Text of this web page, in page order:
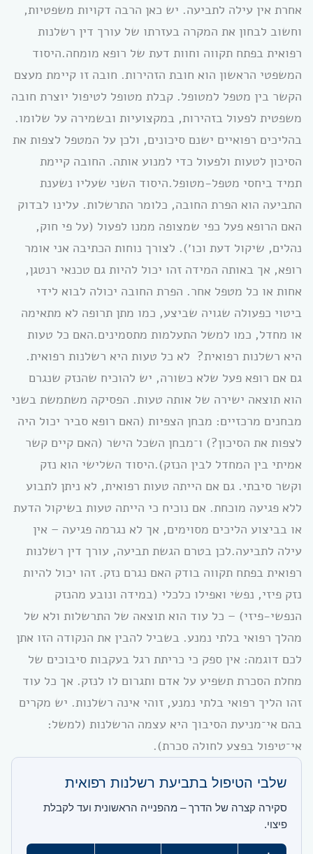
אחרת אין עילה לתביעה. יש כאן הרבה דקויות משפטיות,
וחשוב לבחון את המקרה בעזרתו של עורך דין רשלנות
רפואית בפתח תקווה וחוות דעת של רופא מומחה.היסוד
המשפטי הראשון הוא חובת הזהירות. חובה זו קיימת מעצם
הקשר בין מטפל למטופל. קבלת מטופל לטיפול יוצרת חובה
משפטית לפעול בזהירות, במקצועיות ובשמירה על שלומו.
בהליכים רפואיים ישנם סיכונים, ולכן על המטפל לצפות את
הסיכון לטעות ולפעול כדי למנוע אותה. החובה קיימת
תמיד ביחסי מטפל-מטופל.היסוד השני שעליו נשענת
התביעה הוא הפרת החובה, כלומר התרשלות. עלינו לבדוק
האם הרופא פעל כפי שמצופה ממנו לפעול (על פי חוק,
נהלים, שיקול דעת וכו׳). לצורך נוחות הכתיבה אני אומר
רופא, אך באותה המידה זהו יכול להיות גם טכנאי רנטגן,
אחות או כל מטפל אחר. הפרת החובה יכולה לבוא לידי
ביטוי כפעולה שגויה שביצע, כמו מתן תרופה לא מתאימה
או מחדל, כמו למשל התעלמות מתסמינים.האם כל טעות
היא רשלנות רפואית? לא כל טעות היא רשלנות רפואית.
גם אם רופא פעל שלא כשורה, יש להוכיח שהנזק שנגרם
הוא תוצאה ישירה של אותה טעות. הפסיקה משתמשת בשני
מבחנים מרכזיים: מבחן הצפיות (האם רופא סביר יכול היה
לצפות את הסיכון?) ו־מבחן השכל הישר (האם קיים קשר
אמיתי בין המחדל לבין הנזק).היסוד השלישי הוא נזק
וקשר סיבתי. גם אם הייתה טעות רפואית, לא ניתן לתבוע
ללא פגיעה מוכחת. אם נוכיח כי הייתה טעות בשיקול הדעת
או בביצוע הליכים מסוימים, אך לא נגרמה פגיעה – אין
עילה לתביעה.לכן בטרם הגשת תביעה, עורך דין רשלנות
רפואית בפתח תקווה בודק האם נגרם נזק. זהו יכול להיות
נזק פיזי, נפשי ואפילו כלכלי (במידה ונובע מהנזק
הנפשי-פיזי) – כל עוד הוא תוצאה של התרשלות ולא של
מהלך רפואי בלתי נמנע. בשביל להבין את הנקודה הזו אתן
לכם דוגמה: אין ספק כי כריתת רגל בעקבות סיבוכים של
מחלת הסכרת תשפיע על אדם ותגרום לו לנזק. אך כל עוד
זהו הליך רפואי בלתי נמנע, זוהי אינה רשלנות. יש מקרים
בהם אי־מניעת הסיבוך היא עצמה הרשלנות (למשל:
אי־טיפול בפצע לחולה סכרת).
שלבי הטיפול בתביעת רשלנות רפואית
סקירה קצרה של הדרך – מהפנייה הראשונית ועד לקבלת
פיצוי.